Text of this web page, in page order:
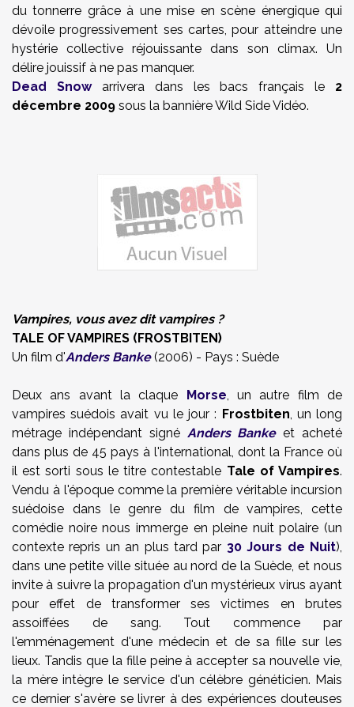
du tonnerre grâce à une mise en scène énergique qui
dévoile progressivement ses cartes, pour atteindre une
hystérie collective réjouissante dans son climax. Un
délire jouissif à ne pas manquer.
Dead Snowarrivera dans les bacs français le 2
décembre 2009 sous la bannière Wild Side Vidéo.
Vampires, vous avez dit vampires ?
TALE OF VAMPIRES (FROSTBITEN)
Un film d'Anders Banke(2006) - Pays : Suède
Deux ans avant la claque Morse, un autre film de
vampires suédois avait vu le jour : Frostbiten, un long
métrage indépendant signé Anders Bankeet acheté
dans plus de 45 pays à l'international, dont la France où
il est sorti sous le titre contestable Tale of Vampires.
Vendu à l'époque comme la première véritable incursion
suédoise dans le genre du film de vampires, cette
comédie noire nous immerge en pleine nuit polaire (un
contexte repris un an plus tard par 30 Jours de Nuit),
dans une petite ville située au nord de la Suède, et nous
invite à suivre la propagation d'un mystérieux virus ayant
pour effet de transformer ses victimes en brutes
assoiffées de sang. Tout commence par
l'emménagement d'une médecin et de sa fille sur les
lieux. Tandis que la fille peine à accepter sa nouvelle vie,
la mère intègre le service d'un célèbre généticien. Mais
ce dernier s'avère se livrer à des expériences douteuses